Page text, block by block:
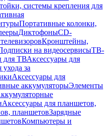
системы крепления для
Портативные колонки,
ДиктофоныCD-
Кронштейны,
на видеосервисыТВ-
для ТВАксессуары для
ухода за
Аксессуары для
аккумуляторыЭлементы
Аксессуары для планшетов,
планшетовЗарядные
Компьютеры и